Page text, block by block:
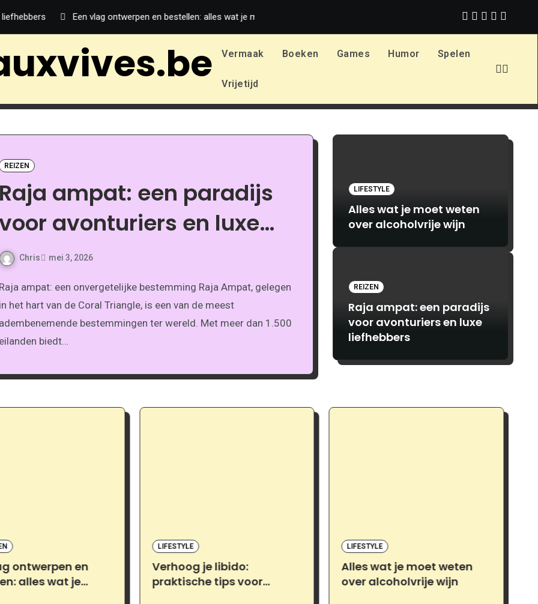
Een vlag ontwerpen en bestellen: alles wat je moet weten bij Print.com Verhoog je libido: praktische tips voor
Vermaak Boeken Games Humor Spelen
Vrijetijd
REIZEN
Raja ampat: een paradijs
avonturiers en luxe
Chris mei 3, 2026
Raja ampat: een onvergetelijke bestemming Raja Ampat, gelegen
in het hart van de Coral Triangle, is een van de meest
adembenemende bestemmingen ter wereld. Met meer dan 1.500
eilanden biedt…
LIFESTYLE
Alles wat je moet weten
over alcoholvrije wijn
REIZEN
Raja ampat: een paradijs
voor avonturiers en luxe
liefhebbers
ontwerpen en
alles wat je
LIFESTYLE
Verhoog je libido:
praktische tips voor
LIFESTYLE
Alles wat je moet weten
over alcoholvrije wijn